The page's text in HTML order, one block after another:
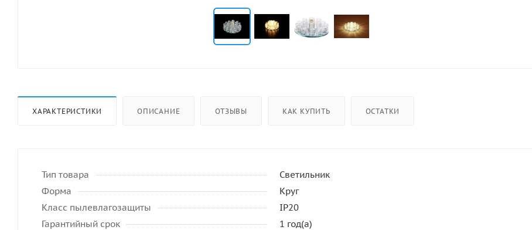
ХАРАКТЕРИСТИКИ ОПИСАНИЕ ОТЗЫВЫ КАК КУПИТЬ ОСТАТКИ
Тип товара
Светильник
Форма
Круг
Класс пылевлагозащиты
IP20
Гарантийный срок
1 год(а)